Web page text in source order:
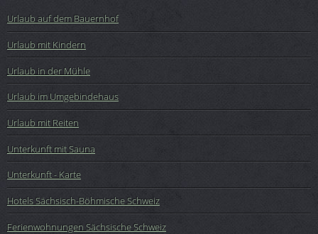
Urlaub auf dem Bauernhof
Urlaub mit Kindern
Urlaub in der Mühle
Urlaub im Umgebindehaus
Urlaub mit Reiten
Unterkunft mit Sauna
Unterkunft - Karte
Hotels Sächsisch-Böhmische Schweiz
Ferienwohnungen Sächsische Schweiz